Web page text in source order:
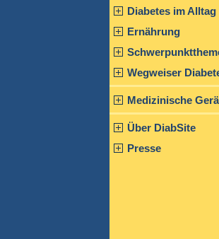
Diabetes im Alltag
Ernährung
Wegweiser
Medizinische
Über DiabSite
Presse